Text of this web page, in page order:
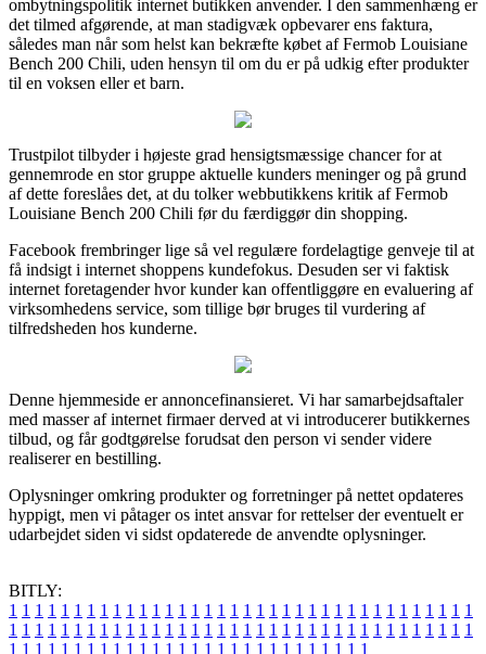
ombytningspolitik internet butikken anvender. I den sammenhæng er
det tilmed afgørende, at man stadigvæk opbevarer ens faktura,
således man når som helst kan bekræfte købet af Fermob Louisiane
Bench 200 Chili, uden hensyn til om du er på udkig efter produkter
til en voksen eller et barn.
Trustpilot tilbyder i højeste grad hensigtsmæssige chancer for at
gennemrode en stor gruppe aktuelle kunders meninger og på grund
af dette foreslåes det, at du tolker webbutikkens kritik af Fermob
Louisiane Bench 200 Chili før du færdiggør din shopping.
Facebook frembringer lige så vel regulære fordelagtige genveje til at
få indsigt i internet shoppens kundefokus. Desuden ser vi faktisk
internet foretagender hvor kunder kan offentliggøre en evaluering af
virksomhedens service, som tillige bør bruges til vurdering af
tilfredsheden hos kunderne.
Denne hjemmeside er annoncefinansieret. Vi har samarbejdsaftaler
med masser af internet firmaer derved at vi introducerer butikkernes
tilbud, og får godtgørelse forudsat den person vi sender videre
realiserer en bestilling.
Oplysninger omkring produkter og forretninger på nettet opdateres
hyppigt, men vi påtager os intet ansvar for rettelser der eventuelt er
udarbejdet siden vi sidst opdaterede de anvendte oplysninger.
BITLY:
1 1 1 1 1 1 1 1 1 1 1 1 1 1 1 1 1 1 1 1 1 1 1 1 1 1 1 1 1 1 1 1 1 1 1 1
1 1 1 1 1 1 1 1 1 1 1 1 1 1 1 1 1 1 1 1 1 1 1 1 1 1 1 1 1 1 1 1 1 1 1 1
1 1 1 1 1 1 1 1 1 1 1 1 1 1 1 1 1 1 1 1 1 1 1 1 1 1 1 1